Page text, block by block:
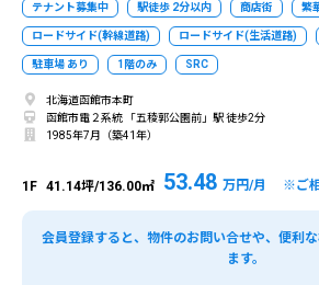
テナント募集中 駅徒歩 2分以内 商店街 繁
ロードサイド(幹線道路) ロードサイド(生活道路)
駐車場 あり 1階のみ SRC
北海道函館市本町
函館市電２系統 「五稜郭公園前」駅 徒歩2分
1985年7月（築41年）
1F 41.14坪/136.00㎡ 53.48 万円/月 ※ご
会員登録すると、物件のお問い合せや、便利
ます。